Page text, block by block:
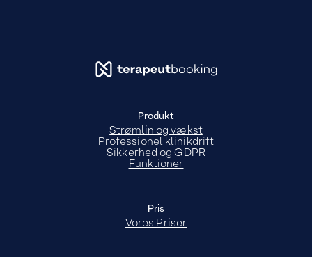
Produkt
Strømlin og vækst
Professionel klinikdrift
Sikkerhed og GDPR
Funktioner
Pris
Vores Priser